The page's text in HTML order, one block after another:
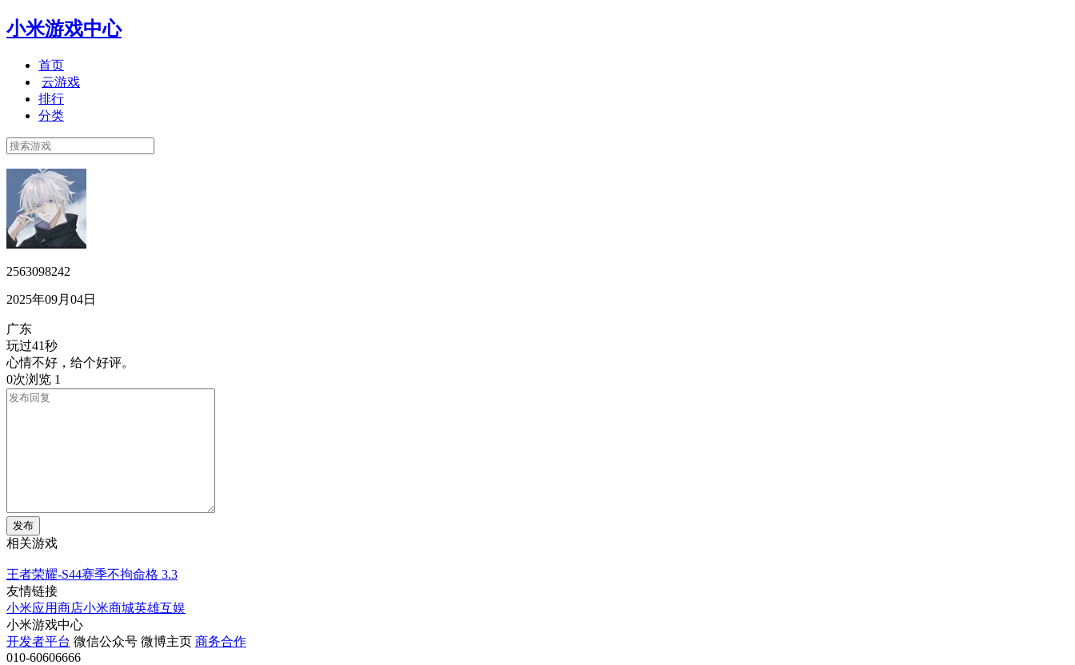
小米游戏中心
首页
云游戏
排行
分类
2563098242
2025年09月04日
广东
玩过41秒
心情不好，给个好评。
0次浏览 1
发布
相关游戏
王者荣耀-S44赛季不拘命格 3.3
友情链接
小米应用商店小米商城英雄互娱
小米游戏中心
开发者平台 微信公众号 微博主页 商务合作
010-60606666